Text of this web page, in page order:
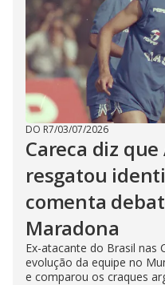
DO R7/03/07/2026
Careca diz
resgatou
comenta
Maradona
Ex-atacante do Brasil nas
evolução da equipe no
e comparou os craques